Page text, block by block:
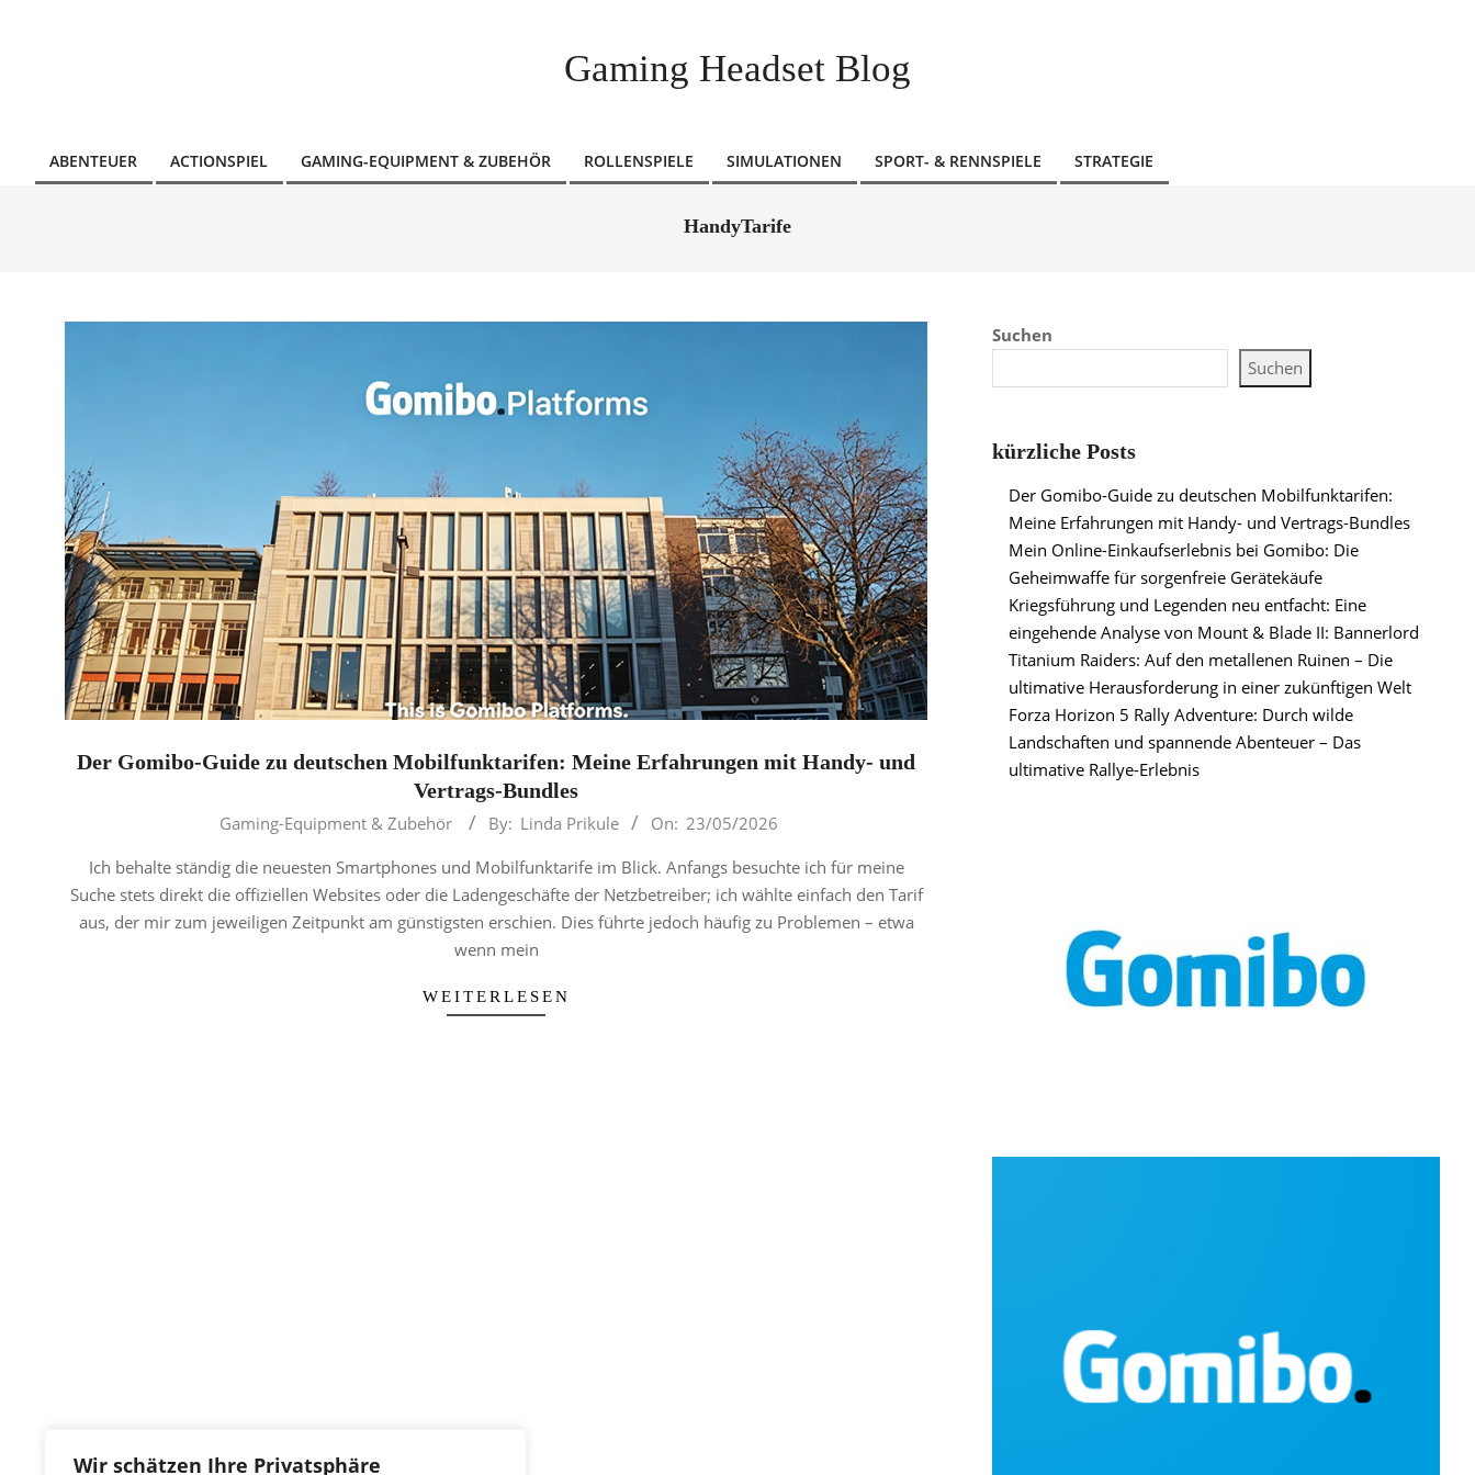
Wir schätzen Ihre Privatsphäre
Gaming Headset Blog
Primary
ABENTEUER ACTIONSPIEL GAMING-EQUIPMENT & ZUBEHÖR ROLLENSPIELE SIMULATIONEN SPORT- & RENNSPIELE STRATEGIE
HandyTarife
Der Gomibo-Guide zu deutschen Mobilfunktarifen: Meine Erfahrungen mit Handy- und
Vertrags-Bundles
Gaming-Equipment & Zubehör By: Linda Prikule On: 23/05/2026
Ich behalte ständig die neuesten Smartphones und Mobilfunktarife im Blick. Anfangs besuchte ich für meine
Suche stets direkt die offiziellen Websites oder die Ladengeschäfte der Netzbetreiber; ich wählte einfach den Tarif
aus, der mir zum jeweiligen Zeitpunkt am günstigsten erschien. Dies führte jedoch häufig zu Problemen – etwa
wenn mein
WEITERLESEN
Suchen
Suchen
kürzliche Posts
Der Gomibo-Guide zu deutschen Mobilfunktarifen:
Meine Erfahrungen mit Handy- und Vertrags-Bundles
Mein Online-Einkaufserlebnis bei Gomibo: Die
Geheimwaffe für sorgenfreie Gerätekäufe
Kriegsführung und Legenden neu entfacht: Eine
eingehende Analyse von Mount & Blade II: Bannerlord
Titanium Raiders: Auf den metallenen Ruinen – Die
ultimative Herausforderung in einer zukünftigen Welt
Forza Horizon 5 Rally Adventure: Durch wilde
Landschaften und spannende Abenteuer – Das
ultimative Rallye-Erlebnis